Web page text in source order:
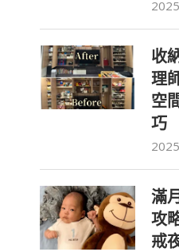
收
理
空
巧
滿
攻
戒